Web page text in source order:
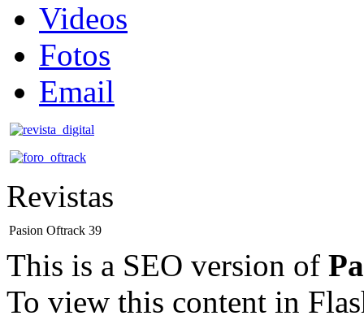
Videos
Fotos
Email
Revistas
Pasion Oftrack 39
This is a SEO version of
To view this content in